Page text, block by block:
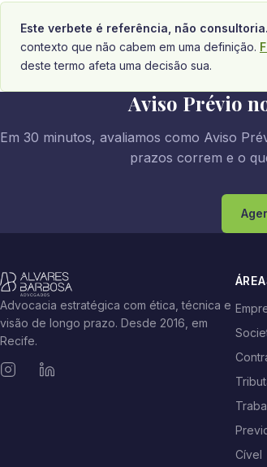
Este verbete é referência, não consultoria.
contexto que não cabem em uma definição.
deste termo afeta uma decisão sua.
Aviso Prévio
Em 30 minutos, avaliamos como Aviso
prazos correm e o
Advocacia estratégica com ética, técnica e
visão de longo prazo. Desde 2016, em
Recife.
Cível